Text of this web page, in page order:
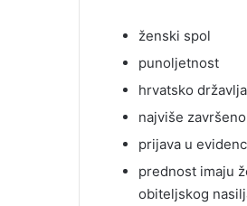
ženski spol
punoljetnost
hrvatsko
najviše
prijava u
prednost imaju
obiteljskog